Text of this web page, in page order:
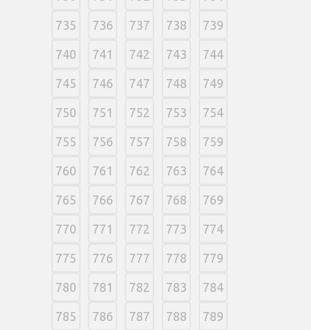
735 736 737 738 739
740 741 742 743 744
745 746 747 748 749
750 751 752 753 754
755 756 757 758 759
760 761 762 763 764
765 766 767 768 769
770 771 772 773 774
775 776 777 778 779
780 781 782 783 784
785 786 787 788 789